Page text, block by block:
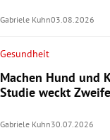
Gabriele Kuhn03.08.2026
Gesundheit
Machen Hund und
Studie weckt
Gabriele Kuhn30.07.2026